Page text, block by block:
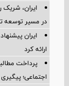
ایران، شریک
در مسیر توسعه
ایران
ارائه کرد
پرداخت
اجتماعی؛ پیگیری